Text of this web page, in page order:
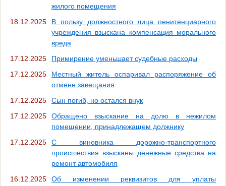
жилого помещения
18.12.2025
В пользу должностного лица пенитенциарного
учреждения взыскана компенсация морального
вреда
17.12.2025
Примирение уменьшает судебные расходы
17.12.2025
Местный житель оспаривал распоряжение об
отмене завещания
17.12.2025
Сын погиб, но остался внук
17.12.2025
Обращено взыскание на долю в нежилом
помещении, принадлежащем должнику
17.12.2025
С виновника дорожно-транспортного
происшествия взысканы денежные средства на
ремонт автомобиля
16.12.2025
Об изменении реквизитов для уплаты